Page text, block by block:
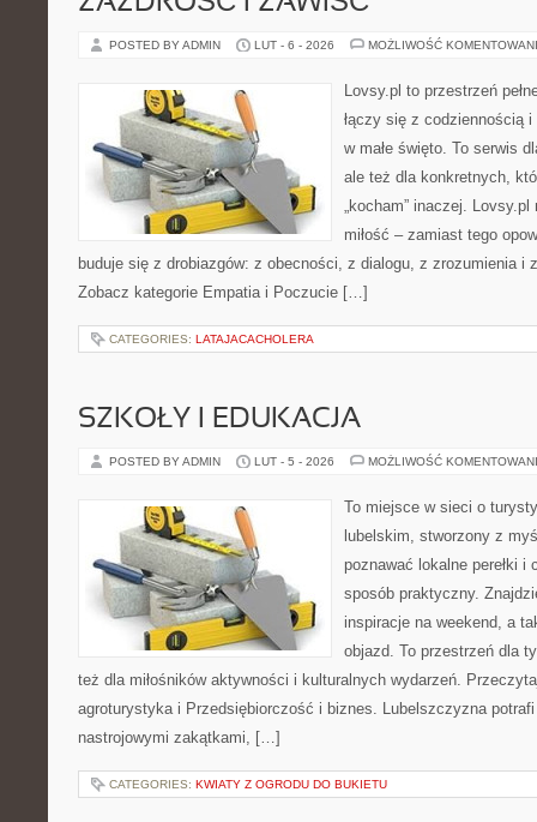
POSTED BY ADMIN LUT - 6 - 2026 MOŻLIWOŚĆ
Lovsy.pl to przestrzeń
łączy się z codziennością i
w małe święto. To serwis
ale też dla konkretnych,
„kocham” inaczej.
miłość – zamiast tego
buduje się z drobiazgów: z obecności, z dialogu, z zrozumienia i
Zobacz kategorie Empatia i Poczucie […]
CATEGORIES: LATAJACACHOLERA
SZKOŁY I EDUKACJA
POSTED BY ADMIN LUT - 5 - 2026 MOŻLIWOŚĆ
To miejsce w sieci o
lubelskim, stworzony z
poznawać lokalne perełki i
sposób praktyczny.
inspiracje na weekend, a
objazd. To przestrzeń dla
też dla miłośników aktywności i kulturalnych wydarzeń.
agroturystyka i Przedsiębiorczość i biznes. Lubelszczyzna
nastrojowymi zakątkami, […]
CATEGORIES: KWIATY Z OGRODU DO BUKIETU